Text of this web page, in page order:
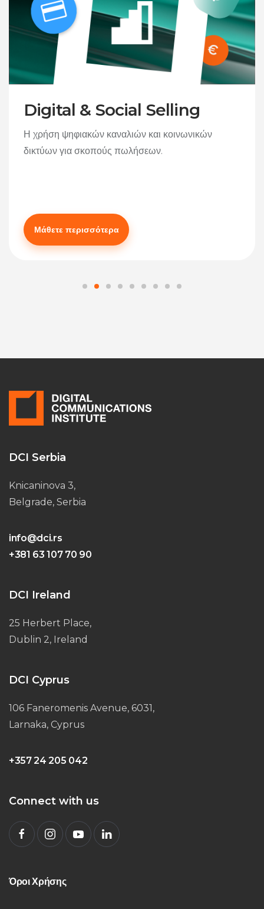
Digital & Social Selling
Η χρήση ψηφιακών καναλιών και κοινωνικών
δικτύων για σκοπούς πωλήσεων.
Μάθετε περισσότερα
DCI Serbia
Knicaninova 3,
Belgrade, Serbia
info@dci.rs
+381 63 107 70 90
DCI Ireland
25 Herbert Place,
Dublin 2, Ireland
DCI Cyprus
106 Faneromenis Avenue, 6031,
Larnaka, Cyprus
+357 24 205 042
Connect with us
Όροι Χρήσης